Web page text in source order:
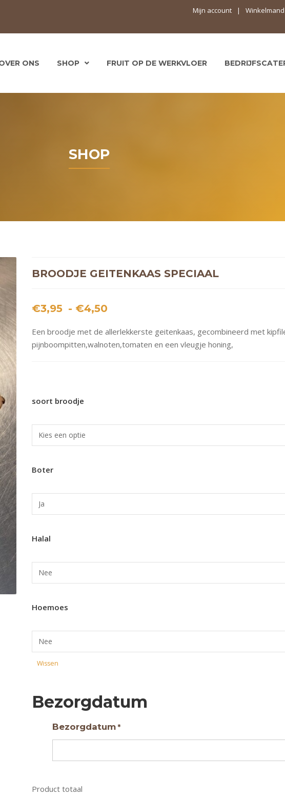
Mijn account Winkelmand
ONS SHOP FRUIT OP DE WERKVLOER
SHOP
BROODJE GEITENKAAS SPECIAAL
€3,95 - €4,50
tot
€4,50
Een broodje met de allerlekkerste geitenkaas, gecombineerd met
pijnboompitten,walnoten,tomaten en een vleugje honing,
soort broodje
Boter
Halal
Hoemoes
Wissen
Bezorgdatum
Bezorgdatum *
Product totaal